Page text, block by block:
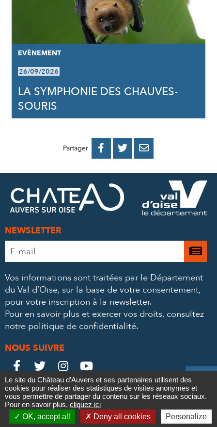
Contact

Newsletter
EVÈNEMENT
26/09/2026
LA SYMPHONIE DES CHAUVES-
SOURIS
Partager 
PARTAGER
FACEBOOK
PARTAGER
PARTAGER
MAIL
NEWSLETTER
Adresse
e-
*
Je
à
Vos informations sont traitées par le Département
du Val d’Oise, sur la base de votre consentement,
pour votre inscription à la newsletter.
Pour en savoir plus et exercer vos droits, consultez
notre politique de confidentialité.
NOUS SUIVRE
Le
Château
sur

Le
Château
sur

Le
Château
sur

Le
Château
sur

Mentions légales Politique de confidentialité
Crédits
Partenaires & Mécènes
Recrutement
Plan du site
Le site du Château d’Auvers et ses partenaires utilisent des
cookies pour réaliser des statistiques de visites anonymes et
vous permettre de partager du contenu sur les réseaux sociaux.
Pour en savoir plus, cliquez ici
OK, accept all
Deny all cookies Personalize